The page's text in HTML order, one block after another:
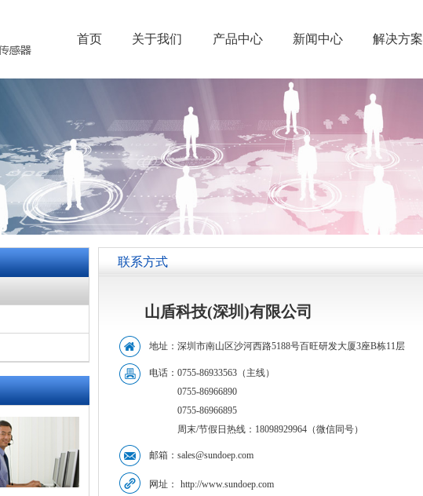
首页 关于我们 产品中心 新闻中心 解决方案
联系方式
山盾科技(深圳)有限公司
地址：深圳市南山区沙河西路5188号百旺研发大厦3座B栋11层
电话： 0755-86933563（主线）
0755-86966890
0755-86966895
周末/节假日热线：18098929964（微信同号）
邮箱：sales@sundoep.com
网址：
http://www.sundoep.com